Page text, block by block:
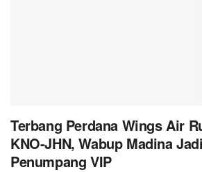
Terbang Perdana Wings Air
KNO-JHN, Wabup Madina Jadi
Penumpang VIP